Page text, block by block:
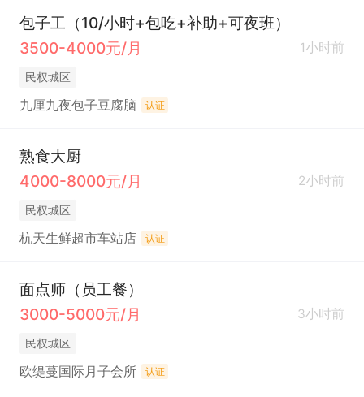
包子工（10/小时+包吃+补助+可夜班）
3500-4000元/月
1小时前
民权城区
九厘九夜包子豆腐脑 认证
熟食大厨
4000-8000元/月
2小时前
民权城区
杭天生鲜超市车站店 认证
面点师（员工餐）
3000-5000元/月
3小时前
民权城区
欧缇蔓国际月子会所 认证